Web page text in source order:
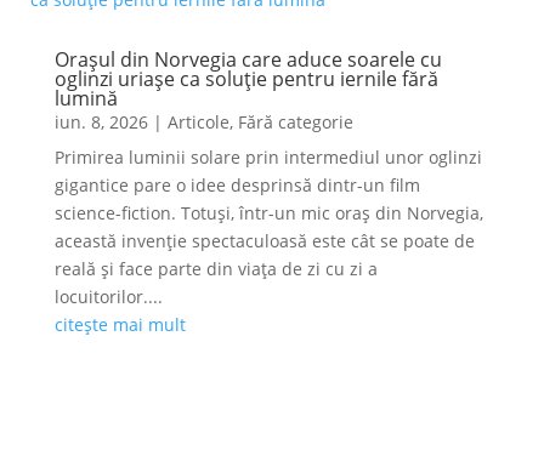
Orașul din Norvegia care aduce soarele cu
oglinzi uriașe ca soluție pentru iernile fără
lumină
iun. 8, 2026| Articole, Fără categorie
Primirea luminii solare prin intermediul unor oglinzi
gigantice pare o idee desprinsă dintr-un film
science-fiction. Totuși, într-un mic oraș din Norvegia,
această invenție spectaculoasă este cât se poate de
reală și face parte din viața de zi cu zi a
locuitorilor....
citește mai mult